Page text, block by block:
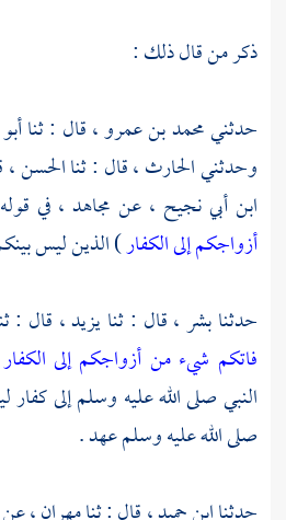
ذكر من قال ذلك :
حدثنيمحمد بن عمرو ،قال : ثنا
وحدثنيالحارث ،قال : ثناالحسن ،
ابن أبي نجيح ، عن مجاهد ، في
أزواجكم إلى الكفار) الذين ليس
حدثنابشر ،قال : ثنايزيد ، قال :
فاتكم شيء من أزواجكم إلى الكفار
النبي صلى الله عليه وسلم إلى
صلى الله عليه وسلم عهد .